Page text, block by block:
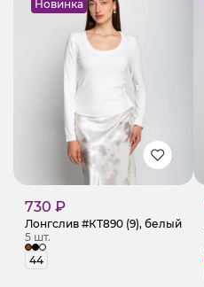
Новинка
730 ₽
Лонгслив #КТ890 (9), белый
5 шт.
44